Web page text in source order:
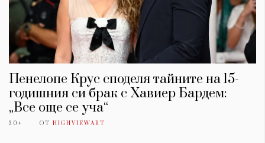
Пенелопе Крус споделя тайните на 15-
годишния си брак с Хавиер Бардем:
„Все още се уча“
30+ ОТ HIGHVIEWART